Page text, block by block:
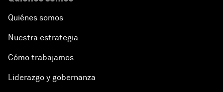
Quiénes somos
Nuestra estrategia
Cómo trabajamos
Liderazgo y gobernanza